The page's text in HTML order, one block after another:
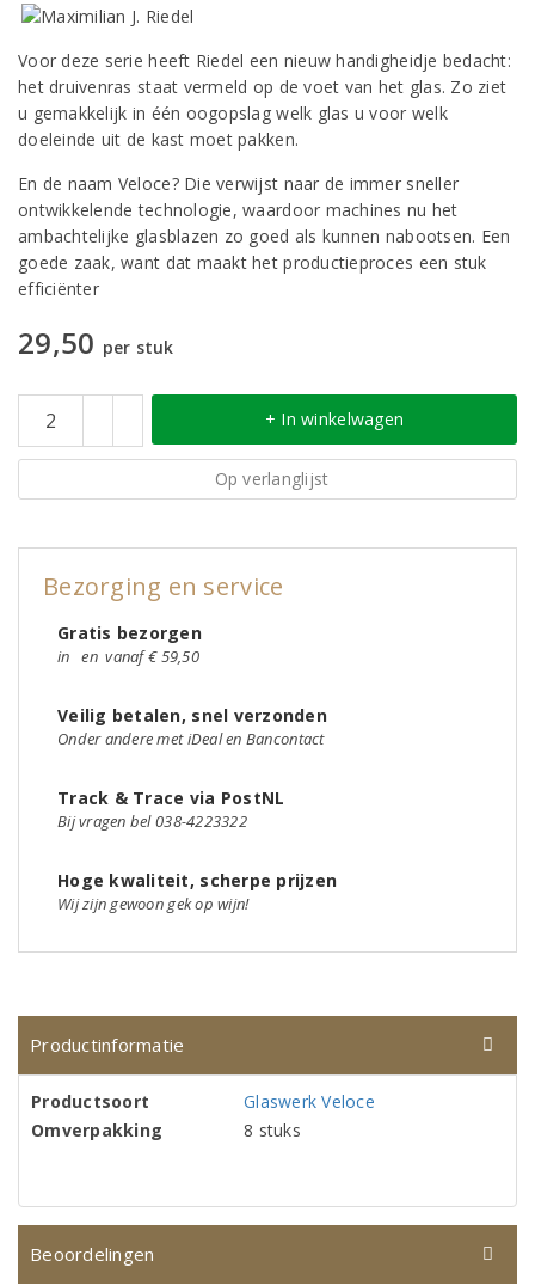
Voor deze serie heeft Riedel een nieuw handigheidje bedacht:
het druivenras staat vermeld op de voet van het glas. Zo ziet
u gemakkelijk in één oogopslag welk glas u voor welk
doeleinde uit de kast moet pakken.
En de naam Veloce? Die verwijst naar de immer sneller
ontwikkelende technologie, waardoor machines nu het
ambachtelijke glasblazen zo goed als kunnen nabootsen. Een
goede zaak, want dat maakt het productieproces een stuk
efficiënter
29,50 per stuk
+ In winkelwagen
Op verlanglijst
Bezorging en service
Gratis bezorgen
in en vanaf € 59,50
Veilig betalen, snel verzonden
Onder andere met iDeal en Bancontact
Track & Trace via PostNL
Bij vragen bel 038-4223322
Hoge kwaliteit, scherpe prijzen
Wij zijn gewoon gek op wijn!
Productinformatie
Productsoort
Glaswerk Veloce
Omverpakking
8 stuks
Beoordelingen